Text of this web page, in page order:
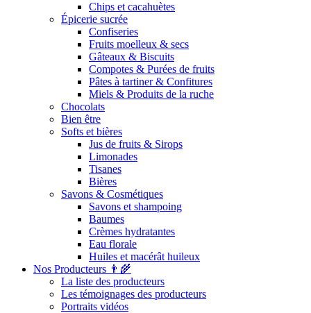
Chips et cacahuètes
Épicerie sucrée
Confiseries
Fruits moelleux & secs
Gâteaux & Biscuits
Compotes & Purées de fruits
Pâtes à tartiner & Confitures
Miels & Produits de la ruche
Chocolats
Bien être
Softs et bières
Jus de fruits & Sirops
Limonades
Tisanes
Bières
Savons & Cosmétiques
Savons et shampoing
Baumes
Crèmes hydratantes
Eau florale
Huiles et macérât huileux
Nos Producteurs 👨‍🌾
La liste des producteurs
Les témoignages des producteurs
Portraits vidéos